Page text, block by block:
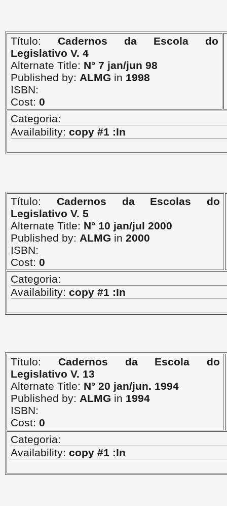
Título: Cadernos da Escola do
Legislativo V. 4
Alternate Title: N° 7 jan/jun 98
Published by: ALMG in 1998
ISBN:
Cost: 0
Categoria:
Availability: copy #1 :In
Título: Cadernos da Escolas do
Legislativo V. 5
Alternate Title: N° 10 jan/jul 2000
Published by: ALMG in 2000
ISBN:
Cost: 0
Categoria:
Availability: copy #1 :In
Título: Cadernos da Escola do
Legislativo V. 13
Alternate Title: N° 20 jan/jun. 1994
Published by: ALMG in 1994
ISBN:
Cost: 0
Categoria:
Availability: copy #1 :In